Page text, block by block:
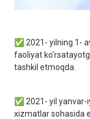
✅ 2021- yilning 1-
faoliyat
tashkil etmoqda.
✅ 2021- yil
xizmatlar sohasida